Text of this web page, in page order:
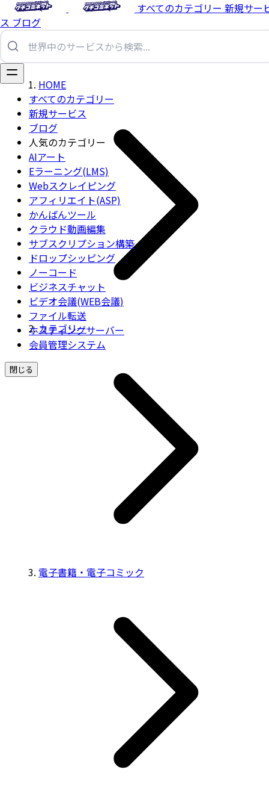
すべてのカテゴリー 新規サー
ス ブログ
すべてのカテゴリー
新規サービス
ブログ
人気のカテゴリー
AIアート
Eラーニング(LMS)
Webスクレイピング
アフィリエイト(ASP)
かんばんツール
クラウド動画編集
サブスクリプション構築
ドロップシッピング
ノーコード
ビジネスチャット
ビデオ会議(WEB会議)
ファイル転送
ホスティングサーバー
会員管理システム
閉じる
HOME
カテゴリー
電子書籍・電子コミック